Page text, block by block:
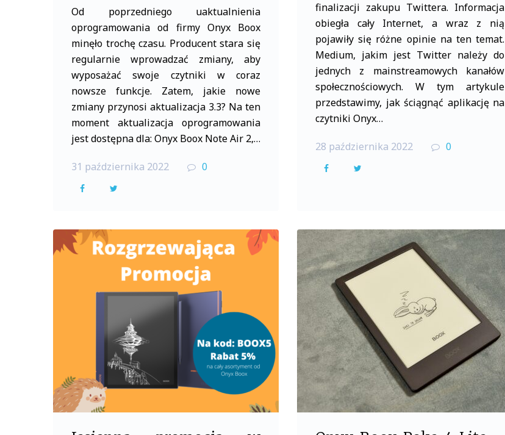
Od poprzedniego uaktualnienia
oprogramowania od firmy Onyx Boox
minęło trochę czasu. Producent stara się
regularnie wprowadzać zmiany, aby
wyposażać swoje czytniki w coraz
nowsze funkcje. Zatem, jakie nowe
zmiany przynosi aktualizacja 3.3? Na ten
moment aktualizacja oprogramowania
jest dostępna dla: Onyx Boox Note Air 2,…
31 października 2022 0
F
c
i
t
e
finalizacji zakupu Twittera. Informacja
obiegła cały Internet, a wraz z nią
pojawiły się różne opinie na ten temat.
Medium, jakim jest Twitter należy do
jednych z mainstreamowych kanałów
społecznościowych. W tym artykule
przedstawimy, jak ściągnąć aplikację na
czytniki Onyx…
28 października 2022 0
F
e
b
o
k
t
t
e